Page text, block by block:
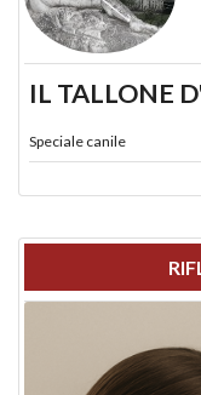
IL TALLONE
Speciale canile